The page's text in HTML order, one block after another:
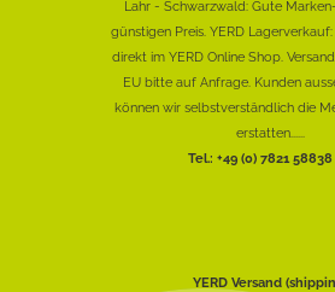
Lahr - Schwarzwald: Gute
günstigen Preis. YERD
direkt im YERD Online Shop.
EU bitte auf Anfrage. Kunden
können wir selbstverständlich die
erstatten......
Tel.: +49 (0) 7821
YERD Versand